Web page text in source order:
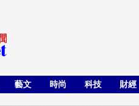
藝文 時尚 科技 財經